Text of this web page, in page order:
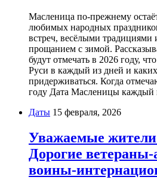
Масленица по-прежнему
любимых народных
встреч, весёлыми традициями
прощанием с зимой.
будут отмечать в 2026 году,
Руси в каждый из дней и каких
придерживаться. Когда
году Дата Масленицы каждый
Даты 15 февраля, 2026
Уважаемые
Дорогие
воины-